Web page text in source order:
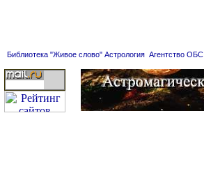
Библиотека "Живое слово" Астрология Агентство ОБС